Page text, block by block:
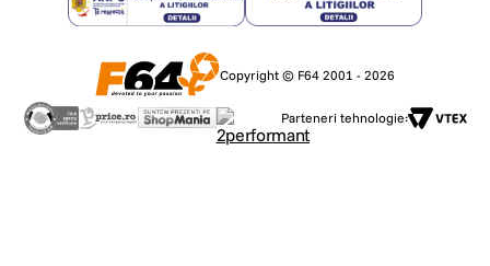
Copyright © F64 2001 - 2026
Parteneri tehnologie: